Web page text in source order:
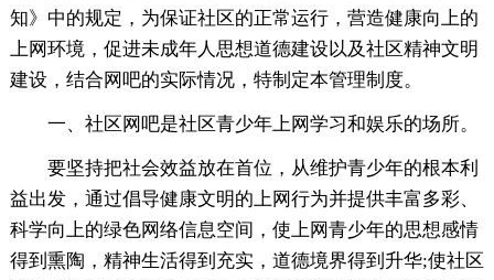
知》中的规定，为保证社区的正常运行，营造健康向上的
上网环境，促进未成年人思想道德建设以及社区精神文明
建设，结合网吧的实际情况，特制定本管理制度。
一、社区网吧是社区青少年上网学习和娱乐的场所。
要坚持把社会效益放在首位，从维护青少年的根本利
益出发，通过倡导健康文明的上网行为并提供丰富多彩、
科学向上的绿色网络信息空间，使上网青少年的思想感情
得到熏陶，精神生活得到充实，道德境界得到升华;使社区